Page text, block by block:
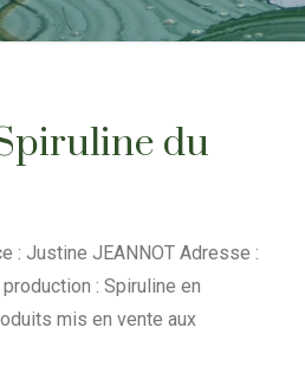
du
: Justine JEANNOT Adresse :
: Spiruline en
mis en vente aux